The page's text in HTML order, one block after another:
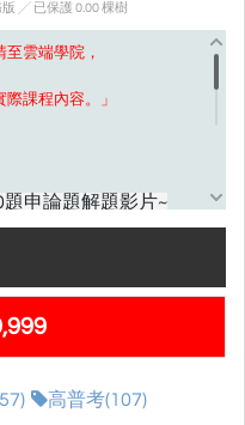
╱ 已保護 0.00 棵樹
至雲端學院，
課程內容。」
題申論題解題影片~
步
行政
高普考(107)